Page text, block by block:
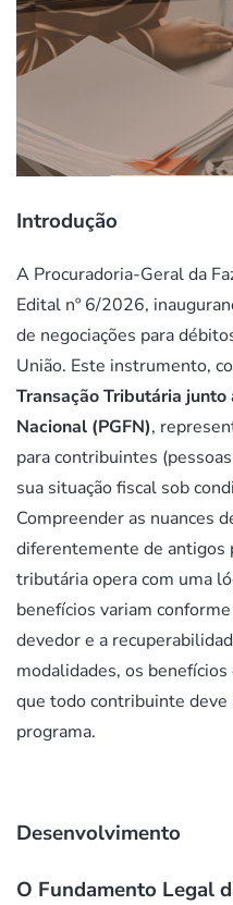
Introdução
A Procuradoria-Geral da
Edital nº 6/2026,
de negociações para
União. Este instrumento,
Transação Tributária
Nacional (PGFN),
para contribuintes
sua situação fiscal sob
Compreender as nuances
diferentemente de antigos
tributária opera com uma
benefícios variam
devedor e a
modalidades, os
que todo contribuinte deve
programa.
Desenvolvimento
O Fundamento Legal